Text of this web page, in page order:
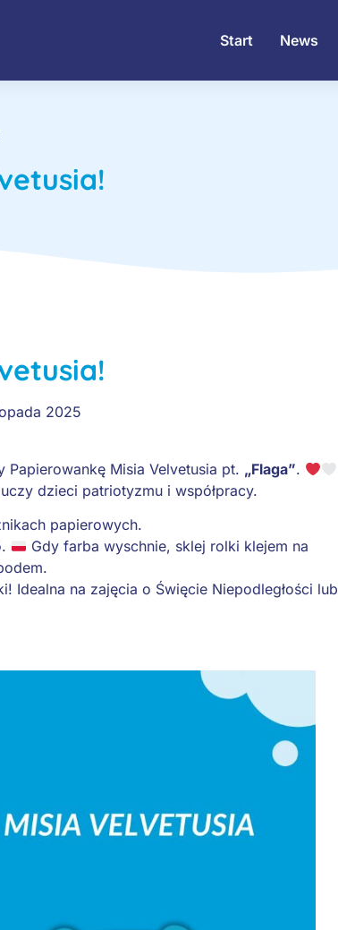
Start News
2025
Papierowankę Misia Velvetusia pt. „Flaga”.
dzieci patriotyzmu i współpracy.
papierowych.
Gdy farba wyschnie, sklej rolki klejem na
Idealna na zajęcia o Święcie Niepodległości lub